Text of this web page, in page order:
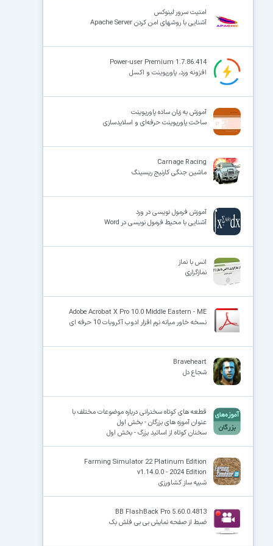
امنیت سرور لینوکس
آشنایی با روشهای امن کردن Apache Server
Power-user Premium 1.7.86.414
افزونه ورد، پاورپوینت و اکسل
آموزش به زبان ساده پاورپوینت
ساخت پاورپوینت حرفه‌ای و اسلایدسازی
Carnage Racing
ماشین جنگی کارنیج ریسینگ
آموزش فرمول نویسی در ورد
آشنایی با محیط فرمول نویسی در Word
انس با نماز
نمازگزاری
Adobe Acrobat X Pro 10.0 Middle Eastern - ME
نسخه خاور میانه نرم افزار ادوب آکروبات 10 حرفه ای
Braveheart
شجاع دل
قطعه های کوتاه سخنرانی درباره موضوعات مختلف با
عنوان آموزه های بزرگان - بخش اول
سخنان کوتاه از اساتید بزرگ - بخش اول
Farming Simulator 22 Platinum Edition
v1.14.0.0 - 2024 Edition
شبیه ساز کشاورزی
BB FlashBack Pro 5.60.0.4813
ضبط از صفحه نمایش بی بی فلش بک